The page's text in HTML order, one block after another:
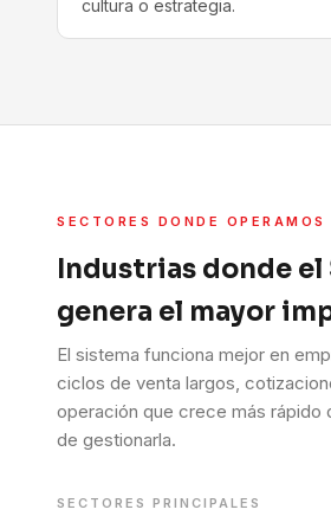
cultura o estrategia.
SECTORES DONDE OPERAMOS
Industrias donde el
genera el mayor
El sistema funciona mejor en
ciclos de venta largos,
operación que crece más rápido
de gestionarla.
SECTORES PRINCIPALES